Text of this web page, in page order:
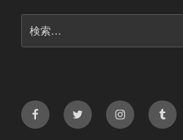
索:
FacebookX（Twitter）Instagramtumblr